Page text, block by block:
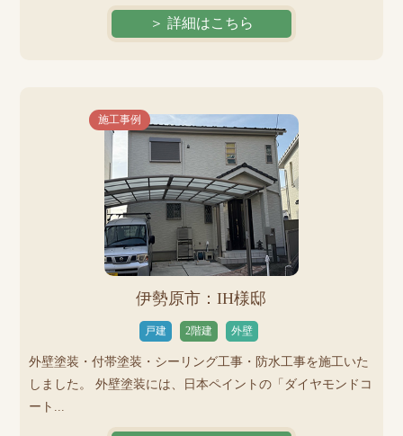
＞ 詳細はこちら
施工事例
伊勢原市：IH様邸
戸建 2階建 外壁
外壁塗装・付帯塗装・シーリング工事・防水工事を施工いた
しました。 外壁塗装には、日本ペイントの「ダイヤモンドコ
ート...